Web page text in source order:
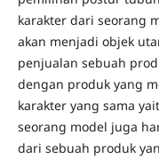
karakter dari seorang
akan menjadi objek
penjualan sebuah
dengan produk yang
karakter yang sama
seorang model juga
dari sebuah produk